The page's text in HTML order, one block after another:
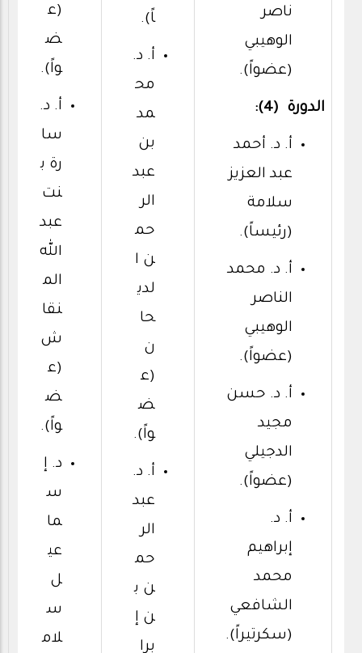
ناصر
الوهيبي
(عضواً).
الدورة (4):
أ. د. أحمد
عبد العزيز
سلامة
(رئيساً).
أ. د. محمد
الناصر
الوهيبي
(عضواً).
أ. د. حسن
مجيد
الدجيلي
(عضواً).
أ. د.
إبراهيم
محمد
الشافعي
(سكرتيراً).
اً).
أ. د.
مح
مد
بن
عبد
الر
حم
ن ا
لدي
حا
ن
(ع
ض
واً).
أ. د.
عبد
الر
حم
ن ب
ن إ
برا
(ع
ض
واً).
أ. د.
سا
رة ب
نت
عبد
الله
الم
نقا
ش
(ع
ض
واً).
د. إ
س
ما
عي
ل
س
لام